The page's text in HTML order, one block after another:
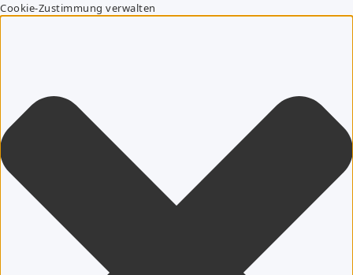
Cookie-Zustimmung verwalten